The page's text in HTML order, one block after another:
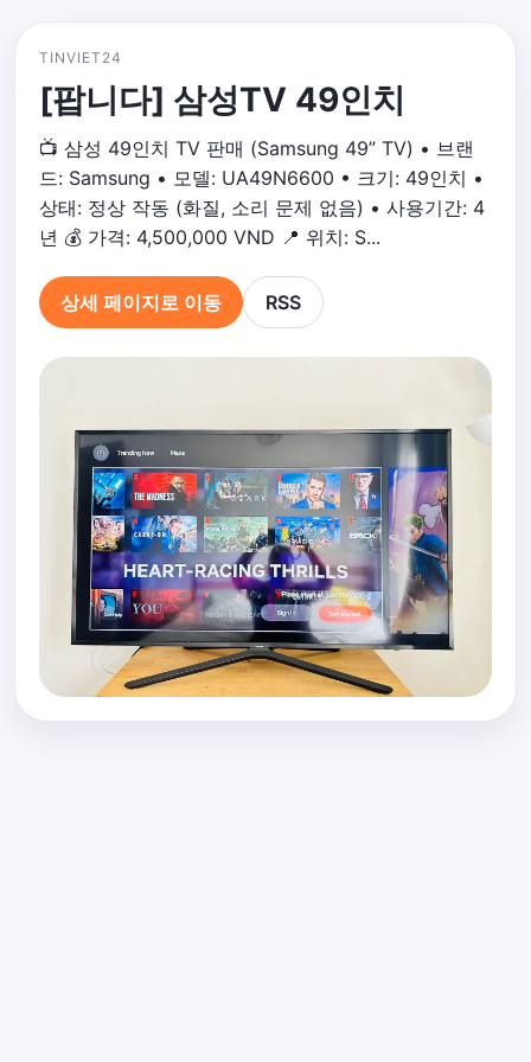
TINVIET24
[팝니다] 삼성TV 49인치
📺 삼성 49인치 TV 판매 (Samsung 49” TV) • 브랜
드: Samsung • 모델: UA49N6600 • 크기: 49인치 •
상태: 정상 작동 (화질, 소리 문제 없음) • 사용기간: 4
년 💰 가격: 4,500,000 VND 📍 위치: S...
상세 페이지로 이동 RSS